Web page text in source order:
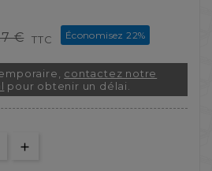
€ TTC Économisez 22%
contactez notre
pour obtenir un délai.